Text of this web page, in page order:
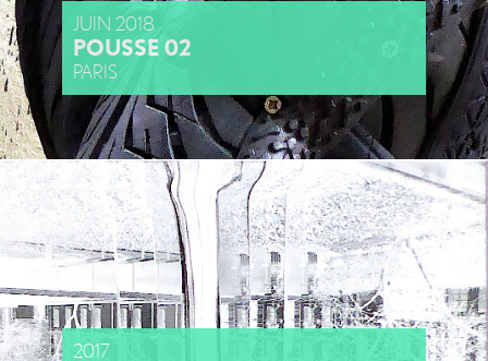
JUIN 2018
POUSSE 02
PARIS
2017